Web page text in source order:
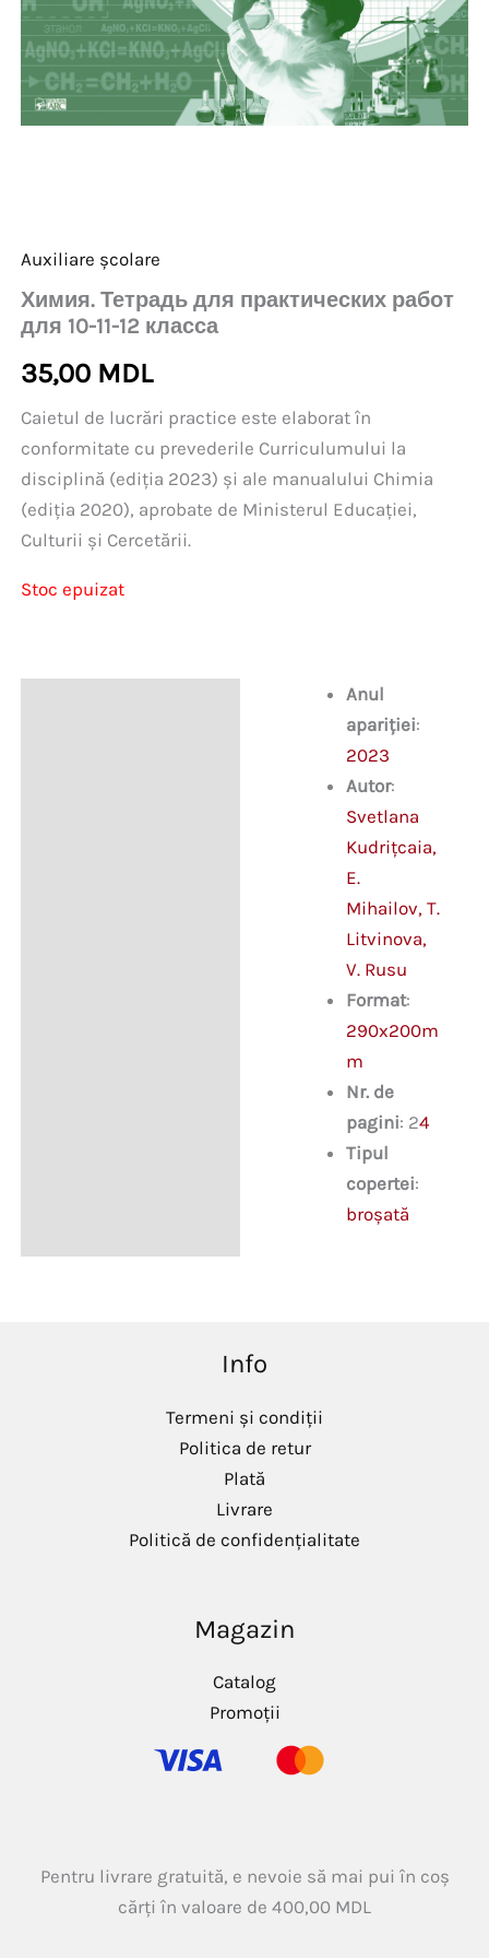
Auxiliare școlare
Химия. Тетрадь для практических работ
для 10-11-12 класса
35,00 MDL
Caietul de lucrări practice este elaborat în
conformitate cu prevederile Curriculumului la
disciplină (ediția 2023) și ale manualului Chimia
(ediția 2020), aprobate de Ministerul Educației,
Culturii și Cercetării.
Stoc epuizat
Anul
apariției:
2023
Autor:
Svetlana
Kudrițcaia,
E.
Mihailov, T.
Litvinova,
V. Rusu
Format:
290x200m
m
Nr. de
pagini: 24
Tipul
copertei:
broşată
Info
Termeni și condiții
Politica de retur
Plată
Livrare
Politică de confidențialitate
Magazin
Catalog
Promoții
Pentru livrare gratuită, e nevoie să mai pui în coș
cărți în valoare de 400,00 MDL